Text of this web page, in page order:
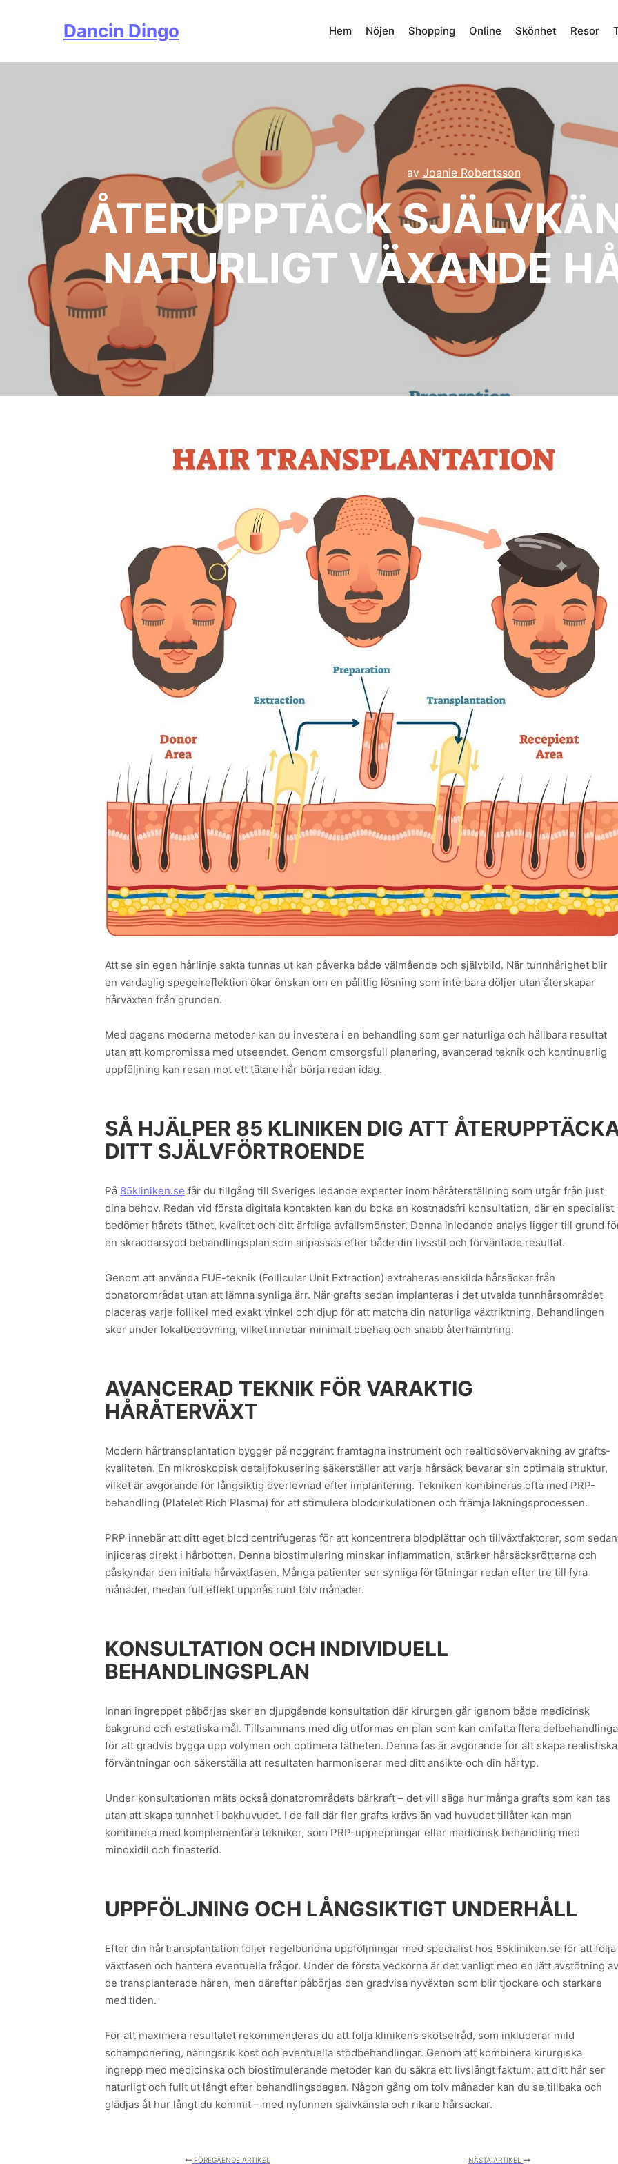
Dancin Dingo Hem Nöjen Shopping Online Skönhet Resor
av Joanie Robertsson
ÅTERUPPTÄCK
NATURLIGT VÄXANDE
Att se sin egen hårlinje sakta tunnas ut kan påverka både välmående och självbild. När tunnhårighet blir
en vardaglig spegelreflektion ökar önskan om en pålitlig lösning som inte bara döljer utan återskapar
hårväxten från grunden.
Med dagens moderna metoder kan du investera i en behandling som ger naturliga och hållbara resultat
utan att kompromissa med utseendet. Genom omsorgsfull planering, avancerad teknik och kontinuerlig
uppföljning kan resan mot ett tätare hår börja redan idag.
SÅ HJÄLPER 85 KLINIKEN DIG ATT
DITT SJÄLVFÖRTROENDE
På 85kliniken.se får du tillgång till Sveriges ledande experter inom håråterställning som utgår från just
dina behov. Redan vid första digitala kontakten kan du boka en kostnadsfri konsultation, där en specialist
bedömer hårets täthet, kvalitet och ditt ärftliga avfalls­mönster. Denna inledande analys ligger till grund
en skräddarsydd behandlingsplan som anpassas efter både din livsstil och förväntade resultat.
Genom att använda FUE-teknik (Follicular Unit Extraction) extraheras enskilda hårsäckar från
donatorområdet utan att lämna synliga ärr. När grafts sedan implanteras i det utvalda tunnhårsområdet
placeras varje follikel med exakt vinkel och djup för att matcha din naturliga växtriktning. Behandlingen
sker under lokalbedövning, vilket innebär minimalt obehag och snabb återhämtning.
AVANCERAD TEKNIK FÖR VARAKTIG
HÅRÅTERVÄXT
Modern hårtransplantation bygger på noggrant framtagna instrument och realtidsövervakning av grafts­
kvaliteten. En mikroskopisk detaljfokusering säkerställer att varje hårsäck bevarar sin optimala struktur,
vilket är avgörande för långsiktig överlevnad efter implantering. Tekniken kombineras ofta med PRP-
behandling (Platelet Rich Plasma) för att stimulera blodcirkulationen och främja läkningsprocessen.
PRP innebär att ditt eget blod centrifugeras för att koncentrera blodplättar och tillväxtfaktorer, som sedan
injiceras direkt i hårbotten. Denna biostimulering minskar inflammation, stärker hårsäcksrötterna och
påskyndar den initiala hårväxtfasen. Många patienter ser synliga förtätningar redan efter tre till fyra
månader, medan full effekt uppnås runt tolv månader.
KONSULTATION OCH INDIVIDUELL
BEHANDLINGSPLAN
Innan ingreppet påbörjas sker en djupgående konsultation där kirurgen går igenom både medicinsk
bakgrund och estetiska mål. Tillsammans med dig utformas en plan som kan omfatta flera
för att gradvis bygga upp volymen och optimera tätheten. Denna fas är avgörande för att skapa realistiska
förväntningar och säkerställa att resultaten harmoniserar med ditt ansikte och din hårtyp.
Under konsultationen mäts också donatorområdets bärkraft – det vill säga hur många grafts som kan tas
utan att skapa tunnhet i bakhuvudet. I de fall där fler grafts krävs än vad huvudet tillåter kan man
kombinera med komplementära tekniker, som PRP-upprepningar eller medicinsk behandling med
minoxidil och finasterid.
UPPFÖLJNING OCH LÅNGSIKTIGT UNDERHÅLL
Efter din hårtransplantation följer regelbundna uppföljningar med specialist hos 85kliniken.se för att följa
växtfasen och hantera eventuella frågor. Under de första veckorna är det vanligt med en lätt avstötning av
de transplanterade håren, men därefter påbörjas den gradvisa nyväxten som blir tjockare och starkare
med tiden.
För att maximera resultatet rekommenderas du att följa klinikens skötselråd, som inkluderar mild
schamponering, näringsrik kost och eventuella stödbehandlingar. Genom att kombinera kirurgiska
ingrepp med medicinska och biostimulerande metoder kan du säkra ett livslångt faktum: att ditt hår ser
naturligt och fullt ut långt efter behandlingsdagen. Någon gång om tolv månader kan du se tillbaka och
glädjas åt hur långt du kommit – med nyfunnen självkänsla och rikare hårsäckar.
FÖREGÅENDE ARTIKEL NÄSTA ARTIKEL